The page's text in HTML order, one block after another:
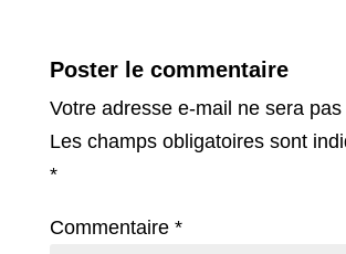
Poster le commentaire
Votre adresse e-mail ne sera
Les champs obligatoires sont
*
Commentaire *